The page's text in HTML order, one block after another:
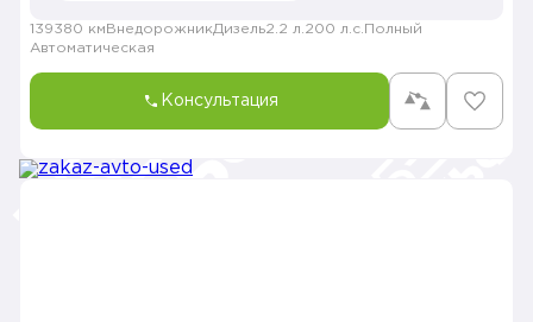
139380 км ВнедорожникДизель2.2 л. 200 л.с. Полный
Автоматическая
Консультация